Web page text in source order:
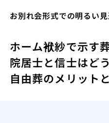
お別れ会形式での明るい見
ホーム袱紗で示す
院居士と信士はど
自由葬のメリット